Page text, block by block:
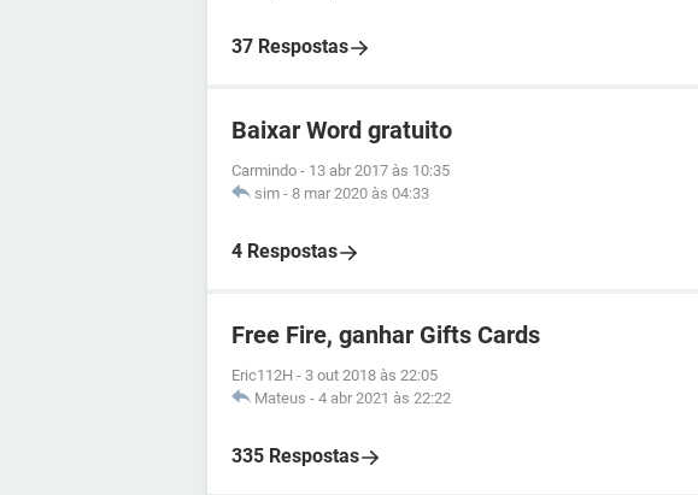
37 Respostas
Baixar Word gratuito
Carmindo - 13 abr 2017 às 10:35
sim - 8 mar 2020 às 04:33
4 Respostas
Free Fire, ganhar Gifts Cards
Eric112H - 3 out 2018 às 22:05
Mateus - 4 abr 2021 às 22:22
335 Respostas